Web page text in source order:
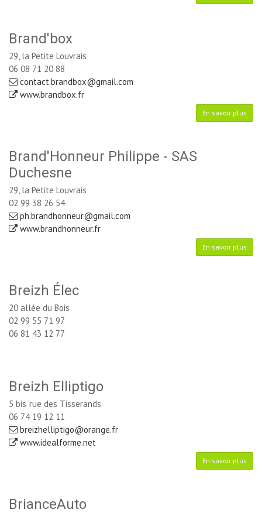
Brand'box
29, la Petite Louvrais
06 08 71 20 88
contact.brandbox@gmail.com
www.brandbox.fr
En savoir plus
Brand'Honneur Philippe - SAS
Duchesne
29, la Petite Louvrais
02 99 38 26 54
ph.brandhonneur@gmail.com
www.brandhonneur.fr
En savoir plus
Breizh Élec
20 allée du Bois
02 99 55 71 97
06 81 43 12 77
Breizh Elliptigo
5 bis 'rue des Tisserands
06 74 19 12 11
breizhelliptigo@orange.fr
www.idealforme.net
En savoir plus
BrianceAuto